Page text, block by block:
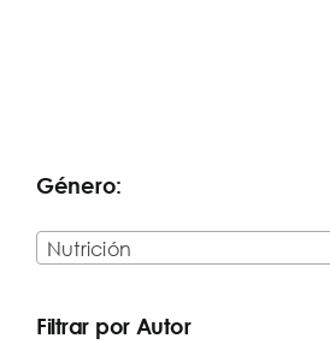
Género:
Nutrición
Filtrar por Autor